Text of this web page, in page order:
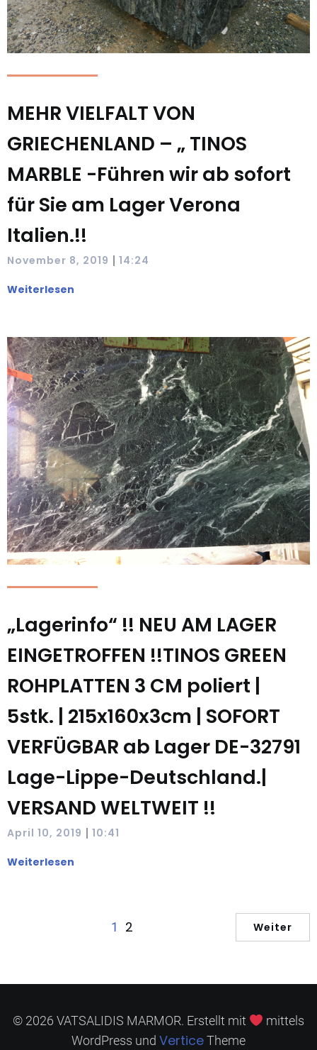
MEHR VIELFALT VON
GRIECHENLAND – „ TINOS
MARBLE -Führen wir ab sofort
für Sie am Lager Verona
Italien.!!
November 8, 2019 | 14:24
Weiterlesen
„Lagerinfo“ !! NEU AM LAGER
EINGETROFFEN !!TINOS GREEN
ROHPLATTEN 3 CM poliert |
5stk. | 215x160x3cm | SOFORT
VERFÜGBAR ab Lager DE-32791
Lage-Lippe-Deutschland.|
VERSAND WELTWEIT !!
April 10, 2019 | 10:41
Weiterlesen
1 2 Weiter
© 2026 VATSALIDIS MARMOR. Erstellt mit
mittels
WordPress und VerticeTheme